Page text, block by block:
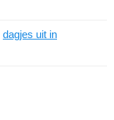
dagjes uit in